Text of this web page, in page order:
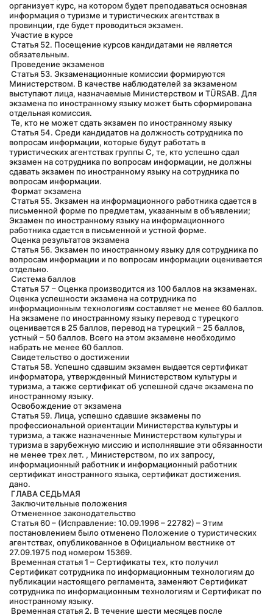
организует курс, на котором будет преподаваться основная
информация о туризме и туристических агентствах в
провинции, где будет проводиться экзамен.
Участие в курсе
обязательным.
Проведение экзаменов
Министерством. В качестве наблюдателей за экзаменом
выступают лица, назначаемые Министерством и TÜRSAB. Для
экзамена по иностранному языку может быть сформирована
отдельная комиссия.
Те, кто не может сдать экзамен по иностранному языку
вопросам информации, которые будут работать в
туристических агентствах группы C, те, кто успешно сдал
экзамен на сотрудника по вопросам информации, не должны
сдавать экзамен по иностранному языку на сотрудника по
вопросам информации.
Формат экзамена
письменной форме по предметам, указанным в объявлении;
Экзамен по иностранному языку на информационного
работника сдается в письменной и устной форме.
Оценка результатов экзамена
вопросам информации и по вопросам информации оценивается
отдельно.
Система баллов
Оценка успешности экзамена на сотрудника по
информационным технологиям составляет не менее 60 баллов.
На экзамене по иностранному языку перевод с турецкого
оценивается в 25 баллов, перевод на турецкий – 25 баллов,
устный – 50 баллов. Всего на этом экзамене необходимо
набрать не менее 60 баллов.
Свидетельство о достижении
информатора, утвержденный Министерством культуры и
туризма, а также сертификат об успешной сдаче экзамена по
иностранному языку.
Освобождение от экзамена
профессиональной ориентации Министерства культуры и
туризма, а также назначенные Министерством культуры и
туризма в зарубежную миссию и исполнявшие эти обязанности
не менее трех лет. , Министерством, по их запросу,
информационный работник и информационный работник
сертификат иностранного языка, сертификат достижения.
дано.
ГЛАВА СЕДЬМАЯ
Заключительные положения
Отмененное законодательство
постановлением было отменено Положение о туристических
агентствах, опубликованное в Официальном вестнике от
27.09.1975 под номером 15369.
Сертификат сотрудника по информационным технологиям до
публикации настоящего регламента, заменяют Сертификат
сотрудника по информационным технологиям и Сертификат по
иностранному языку.